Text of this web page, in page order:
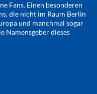
Fans. Einen besonderen
die nicht im Raum Berlin
und manchmal sogar
Namensgeber dieses